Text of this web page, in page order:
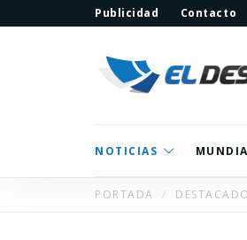
Publicidad Contacto
NOTICIAS
PORTADA DESTACADO